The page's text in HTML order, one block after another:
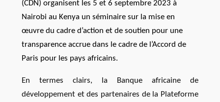
(CDN) organisent les 5 et 6 septembre 2023 à
Nairobi au Kenya un séminaire sur la mise en
œuvre du cadre d’action et de soutien pour une
transparence accrue dans le cadre de l’Accord de
Paris pour les pays africains.
En termes clairs, la Banque africaine de
développement et des partenaires de la Plateforme